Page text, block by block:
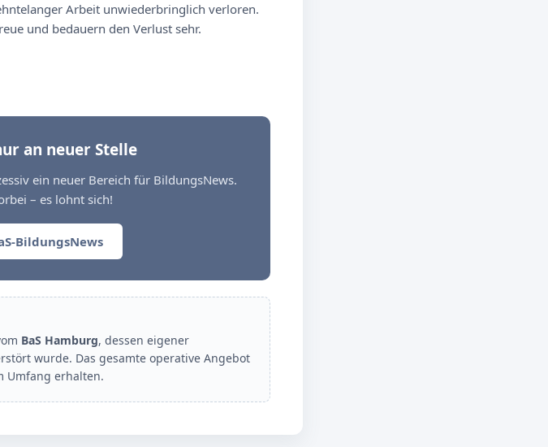
Arbeit unwiederbringlich verloren.
und bedauern den Verlust sehr.
an neuer Stelle
ein neuer Bereich für BildungsNews.
– es lohnt sich!
BildungsNews
BaS Hamburg, dessen eigener
wurde. Das gesamte operative Angebot
Umfang erhalten.